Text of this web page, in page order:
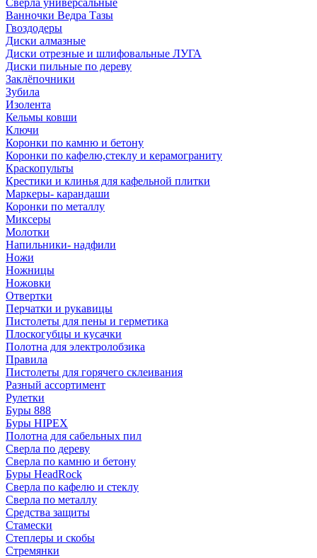
Сверла универсальные
Ванночки Ведра Тазы
Гвоздодеры
Диски алмазные
Диски отрезные и шлифовальные ЛУГА
Диски пильные по дереву
Заклёпочники
Зубила
Изолента
Кельмы ковши
Ключи
Коронки по камню и бетону
Коронки по кафелю,стеклу и керамограниту
Краскопульты
Крестики и клинья для кафельной плитки
Маркеры- карандаши
Коронки по металлу
Миксеры
Молотки
Напильники- надфили
Ножи
Ножницы
Ножовки
Отвертки
Перчатки и рукавицы
Пистолеты для пены и герметика
Плоскогубцы и кусачки
Полотна для электролобзика
Правила
Пистолеты для горячего склеивания
Разный ассортимент
Рулетки
Буры 888
Буры HIPEX
Полотна для сабельных пил
Сверла по дереву
Сверла по камню и бетону
Буры HeadRock
Сверла по кафелю и стеклу
Сверла по металлу
Средства защиты
Стамески
Степлеры и скобы
Стремянки